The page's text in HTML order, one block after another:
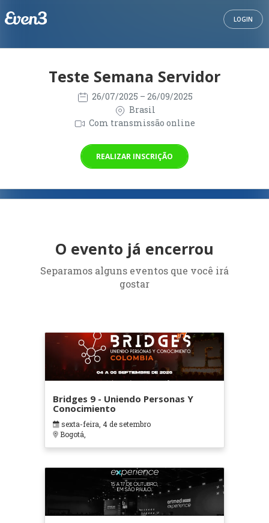
LOGIN
Teste Semana Servidor
26/07/2025 – 26/09/2025
Brasil
Com transmissão online
REALIZAR INSCRIÇÃO
O evento já encerrou
Separamos alguns eventos que você irá
gostar
Bridges 9 - Uniendo Personas Y
Conocimiento
sexta-feira, 4 de setembro
Bogotá,